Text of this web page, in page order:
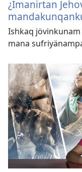
¿Imanirtan
Ishkaq
mana